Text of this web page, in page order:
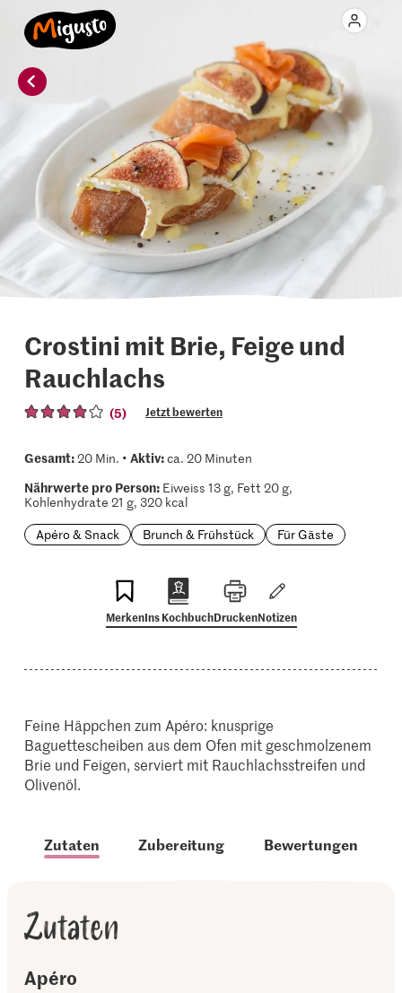
Crostini mit Brie, Feige und
Rauchlachs
(5) Jetzt bewerten
Gesamt:20 Min. • Aktiv:ca. 20 Minuten
Nährwerte pro Person:Eiweiss 13 g, Fett 20 g,
Kohlenhydrate 21 g, 320 kcal
Apéro & Snack
Brunch & Frühstück Für Gäste
MerkenIns KochbuchDruckenNotizen
Feine Häppchen zum Apéro: knusprige
Baguettescheiben aus dem Ofen mit geschmolzenem
Brie und Feigen, serviert mit Rauchlachsstreifen und
Olivenöl.
Zutaten Zubereitung Bewertungen
Zutaten
Apéro